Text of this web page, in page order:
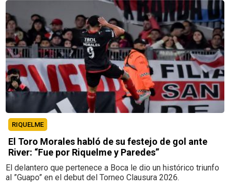
RIQUELME
El Toro Morales habló de su festejo de gol ante
River: “Fue por Riquelme y Paredes”
El delantero que pertenece a Boca le dio un histórico triunfo
al ”Guapo” en el debut del Torneo Clausura 2026.